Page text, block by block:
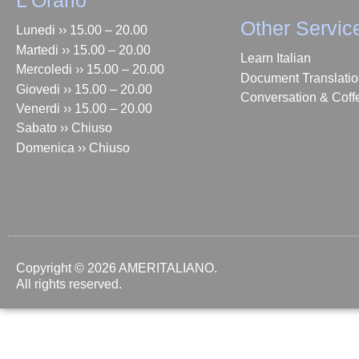
Lunedi ›› 15.00 – 20.00
Martedi ›› 15.00 – 20.00
Mercoledi ›› 15.00 – 20.00
Giovedi ›› 15.00 – 20.00
Venerdi ›› 15.00 – 20.00
Sabato ›› Chiuso
Domenica ›› Chiuso
Other
Learn Italian
Document
Conversation &
Copyright © 2026 AMERITALIANO.
All rights reserved.